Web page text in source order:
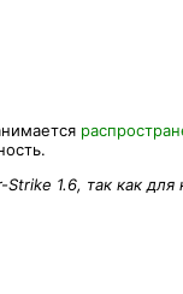
1.6, так как для